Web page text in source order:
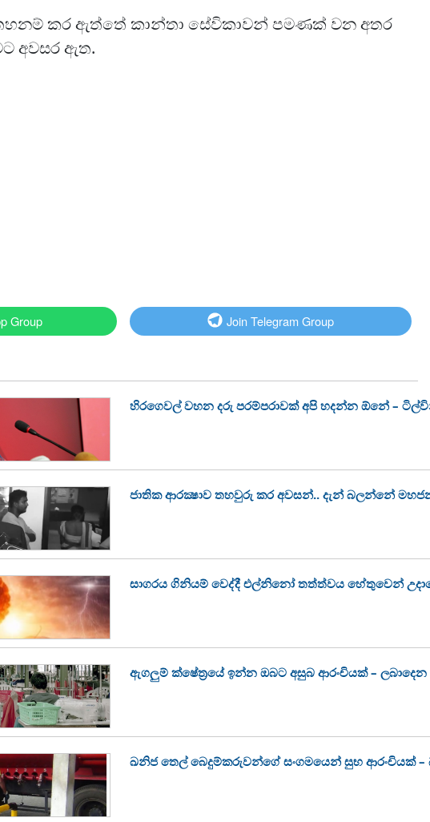
කර ඇත්තේ කාන්තා සේවිකාවන් පමණක් වන අතර
අවසර ඇත.
Group Join Telegram Group
හිරගෙවල් වහන දරු පරම්පරාවක් අපි හදන්න ඕනේ –
ජාතික ආරක්‍ෂාව තහවුරු කර අවසන්.. දැන් බලන්නේ
සාගරය ගිනියම් වෙද්දී එල්නිනෝ තත්ත්වය හේතුවෙන්
ඇගලුම් ක්ෂේත්‍රයේ ඉන්න ඔබට අසුබ ආරංචියක් –
ඛනිජ තෙල් බෙදුම්කරුවන්ගේ සංගමයෙන් සුභ ආරංචියක් –